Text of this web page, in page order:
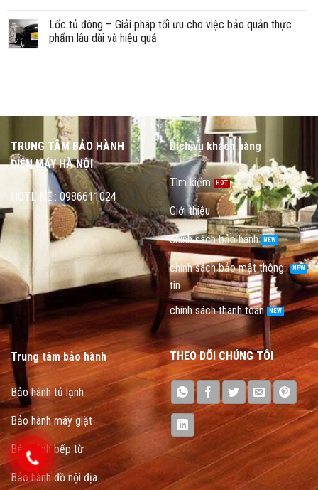
Lốc tủ đông – Giải pháp tối ưu cho việc bảo quản thực
phẩm lâu dài và hiệu quả
TRUNG TÂM BẢO HÀNH
ĐIỆN MÁY HÀ NỘI
HOTLINE : 0986611024
Dịch vụ khách hàng
Tìm kiếm
Giới thiệu
chính sách bảo hành
chính sách bảo mật thông
tin
chính sách thanh toán
Trung tâm bảo hành
Bảo hành tủ lạnh
Bảo hành máy giặt
Bảo hành bếp từ
Bảo hành đồ nội địa
THEO DÕI CHÚNG TÔI